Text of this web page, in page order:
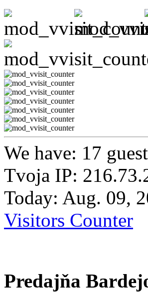
We have: 17
Tvoja IP:
Today: Aug. 09,
Visitors Counter
Predajňa